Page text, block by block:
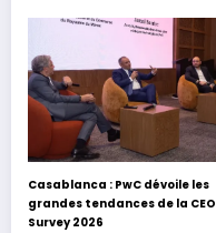
Casablanca : PwC dévoile les
grandes tendances de la CEO
Survey 2026